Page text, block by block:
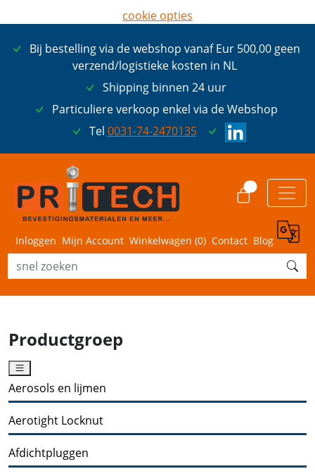
Bij bestelling via de webshop vanaf Eur 500,00 geen
verzend/logistieke kosten in NL
Shipping binnen 24 uur
Particuliere verkoop enkel via de Webshop
Tel 0031-74-2470135
Inloggen Mijn Account Winkelwagen (0) Contact Blog
Productgroep
Aerosols en lijmen
Aerotight Locknut
Afdichtpluggen
cookie opties
ik ga akkoord met cookies